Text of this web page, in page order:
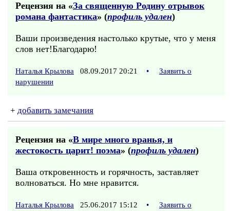
Рецензия на «За священную Родину отрывок
романа фантастика» (профиль удален)
Ваши произведения настолько крутые, что у меня
слов нет!Благодарю!
Наталья Крылова 08.09.2017 20:21 •
Заявить о
нарушении
+ добавить замечания
Рецензия на «В мире много вранья, и
жестокость царит! поэма» (профиль удален)
Ваша откровенность и горячность, заставляет
волноваться. Но мне нравится.
Наталья Крылова 25.06.2017 15:12 •
Заявить о